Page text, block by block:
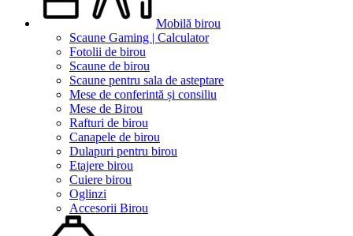
Mobilă birou
Scaune Gaming | Calculator
Fotolii de birou
Scaune de birou
Scaune pentru sala de asteptare
Mese de conferintă și consiliu
Mese de Birou
Rafturi de birou
Canapele de birou
Dulapuri pentru birou
Etajere birou
Cuiere birou
Oglinzi
Accesorii Birou